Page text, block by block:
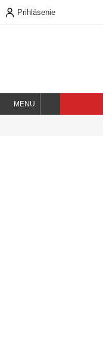
Prihlásenie
Hľadaj
MENU